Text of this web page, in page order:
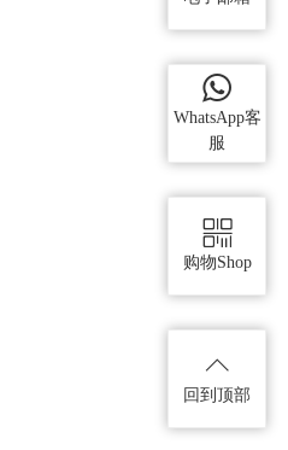
WhatsApp客
服
购物Shop
回到顶部